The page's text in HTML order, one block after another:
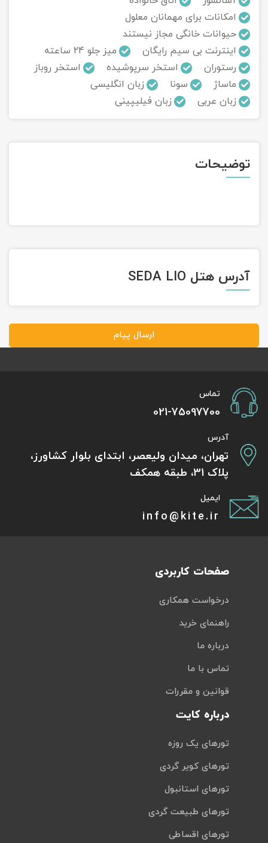
امکانات برای مهمانان معلول
حیوانات خانگی مجاز نیستند
اینترنت بی سیم رایگان
میز جلو 24 ساعته
رستوران
استخر سرپوشیده
استخر روباز
ماساژ
سونا
زبان انگلیسی
زبان عربی
زبان فیلیپینی
توضیحات
آدرس هتل SEDA LIO
ارسال پیام
تماس
021-75097700
آدرس
تهران، میدان ولیعصر، ابتدای بلوار کشاورز،
پلاک 31، طبقه همکف
ایمیل
info@kite.ir
صفحات کاربردی
درخواست همکاری
راهنمای خرید
درباره ما
تماس با ما
قوانین و مقررات
درباره کایت
تورهای یک روزه
تورهای کویر گردی
تورهای استانبول
تورهای طبیعت گردی
تورهای اقساطی
تور سوباتان
تور چابهار
تور مرداب هسل
تور اصفهان
تور ترکمن صحرا